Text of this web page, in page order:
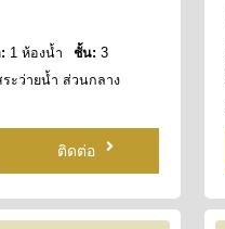
1 ห้องน้ำ ชั้น: 3
ระว่ายน้ำ ส่วนกลาง
ติดต่อ